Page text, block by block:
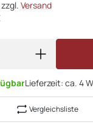
Versand
Lieferzeit: ca. 4
Vergleichsliste